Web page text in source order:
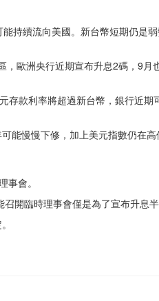
持續流向美國。新台幣短期仍是
歐洲央行近期宣布升息2碼，9月
存款利率將超過新台幣，銀行近期
能慢慢下修，加上美元指數仍在
會。
開臨時理事會僅是為了宣布升息半